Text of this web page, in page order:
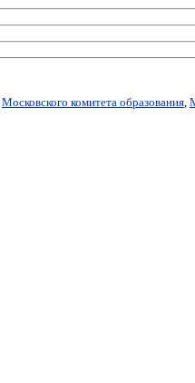
Московского комитета образования,